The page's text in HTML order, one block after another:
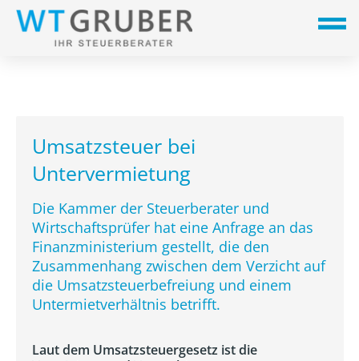
Umsatzsteuer bei
Untervermietung
Die Kammer der Steuerberater und
Wirtschaftsprüfer hat eine Anfrage an das
Finanzministerium gestellt, die den
Zusammenhang zwischen dem Verzicht auf
die Umsatzsteuerbefreiung und einem
Untermietverhältnis betrifft.
Laut dem Umsatzsteuergesetz ist die